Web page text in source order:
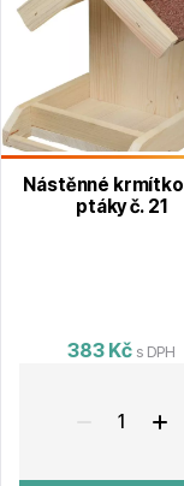
Nářadí,
Nástěnné
ptáky č. 21
383 Kč s DPH